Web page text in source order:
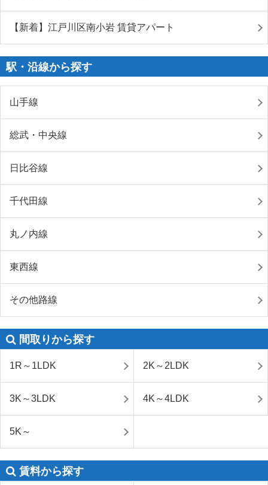
【新着】江戸川区南小岩 賃貸アパート
駅・沿線から探す
山手線
総武・中央線
日比谷線
千代田線
丸ノ内線
東西線
その他路線
間取りから探す
1R～1LDK 2K～2LDK
3K～3LDK 4K～4LDK
5K～
賃料から探す